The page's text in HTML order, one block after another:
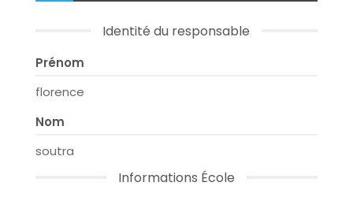
Identité du responsable
Prénom
florence
Nom
soutra
Informations École